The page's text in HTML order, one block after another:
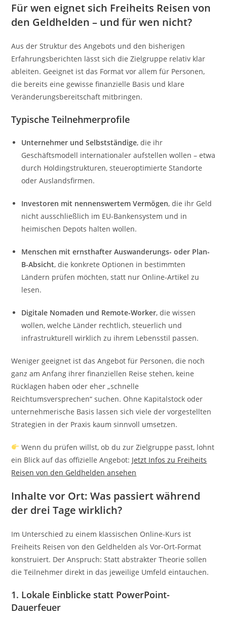
Für wen eignet sich Freiheits Reisen von
den Geldhelden – und für wen nicht?
Aus der Struktur des Angebots und den bisherigen
Erfahrungsberichten lässt sich die Zielgruppe relativ klar
ableiten. Geeignet ist das Format vor allem für Personen,
die bereits eine gewisse finanzielle Basis und klare
Veränderungsbereitschaft mitbringen.
Typische Teilnehmerprofile
Unternehmer und Selbstständige, die ihr
Geschäftsmodell internationaler aufstellen wollen – etwa
durch Holdingstrukturen, steueroptimierte Standorte
oder Auslandsfirmen.
Investoren mit nennenswertem Vermögen, die ihr Geld
nicht ausschließlich im EU-Bankensystem und in
heimischen Depots halten wollen.
Menschen mit ernsthafter Auswanderungs- oder Plan-
B-Absicht, die konkrete Optionen in bestimmten
Ländern prüfen möchten, statt nur Online-Artikel zu
lesen.
Digitale Nomaden und Remote-Worker, die wissen
wollen, welche Länder rechtlich, steuerlich und
infrastrukturell wirklich zu ihrem Lebensstil passen.
Weniger geeignet ist das Angebot für Personen, die noch
ganz am Anfang ihrer finanziellen Reise stehen, keine
Rücklagen haben oder eher „schnelle
Reichtumsversprechen“ suchen. Ohne Kapitalstock oder
unternehmerische Basis lassen sich viele der vorgestellten
Strategien in der Praxis kaum sinnvoll umsetzen.
Wenn du prüfen willst, ob du zur Zielgruppe passt, lohnt
ein Blick auf das offizielle Angebot: Jetzt Infos zu Freiheits
Reisen von den Geldhelden ansehen
Inhalte vor Ort: Was passiert während
der drei Tage wirklich?
Im Unterschied zu einem klassischen Online-Kurs ist
Freiheits Reisen von den Geldhelden als Vor-Ort-Format
konstruiert. Der Anspruch: Statt abstrakter Theorie sollen
die Teilnehmer direkt in das jeweilige Umfeld eintauchen.
1. Lokale Einblicke statt PowerPoint-
Dauerfeuer